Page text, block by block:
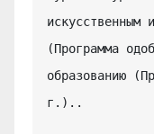
искусственным
(Программа
образованию
г.)..